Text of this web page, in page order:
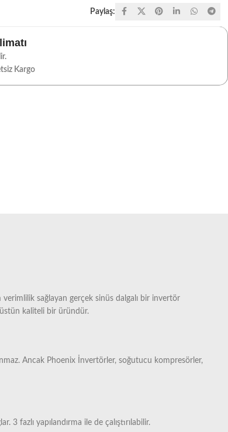
Paylaş:
Kargo
sağlayan gerçek sinüs dalgalı bir invertör
kaliteli bir üründür.
Ancak Phoenix İnvertörler, soğutucu kompresörler,
fazlı yapılandırma ile de çalıştırılabilir.